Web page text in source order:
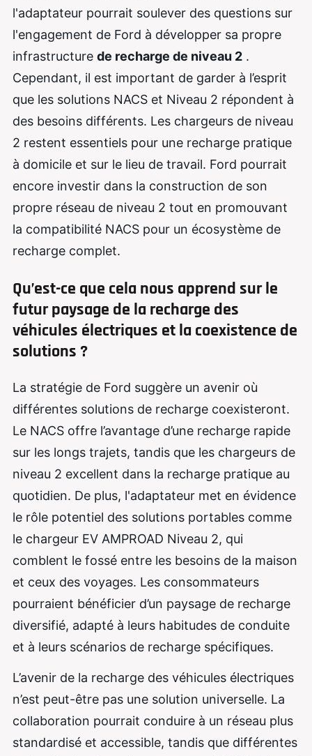
l'adaptateur pourrait soulever des questions sur
l'engagement de Ford à développer sa propre
infrastructure de recharge de niveau 2 .
Cependant, il est important de garder à l’esprit
que les solutions NACS et Niveau 2 répondent à
des besoins différents. Les chargeurs de niveau
2 restent essentiels pour une recharge pratique
à domicile et sur le lieu de travail. Ford pourrait
encore investir dans la construction de son
propre réseau de niveau 2 tout en promouvant
la compatibilité NACS pour un écosystème de
recharge complet.
Qu’est-ce que cela nous apprend sur le
futur paysage de la recharge des
véhicules électriques et la coexistence de
solutions ?
La stratégie de Ford suggère un avenir où
différentes solutions de recharge coexisteront.
Le NACS offre l’avantage d’une recharge rapide
sur les longs trajets, tandis que les chargeurs de
niveau 2 excellent dans la recharge pratique au
quotidien. De plus, l'adaptateur met en évidence
le rôle potentiel des solutions portables comme
le chargeur EV AMPROAD Niveau 2, qui
comblent le fossé entre les besoins de la maison
et ceux des voyages. Les consommateurs
pourraient bénéficier d’un paysage de recharge
diversifié, adapté à leurs habitudes de conduite
et à leurs scénarios de recharge spécifiques.
L’avenir de la recharge des véhicules électriques
n’est peut-être pas une solution universelle. La
collaboration pourrait conduire à un réseau plus
standardisé et accessible, tandis que différentes